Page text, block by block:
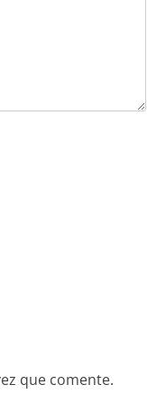
que comente.